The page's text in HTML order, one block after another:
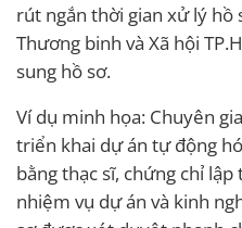
rút ngắn thời gian xử lý hồ
Thương binh và Xã hội
sung hồ sơ.
Ví dụ minh họa: Chuyên
triển khai dự án tự động
bằng thạc sĩ, chứng chỉ
nhiệm vụ dự án và kinh